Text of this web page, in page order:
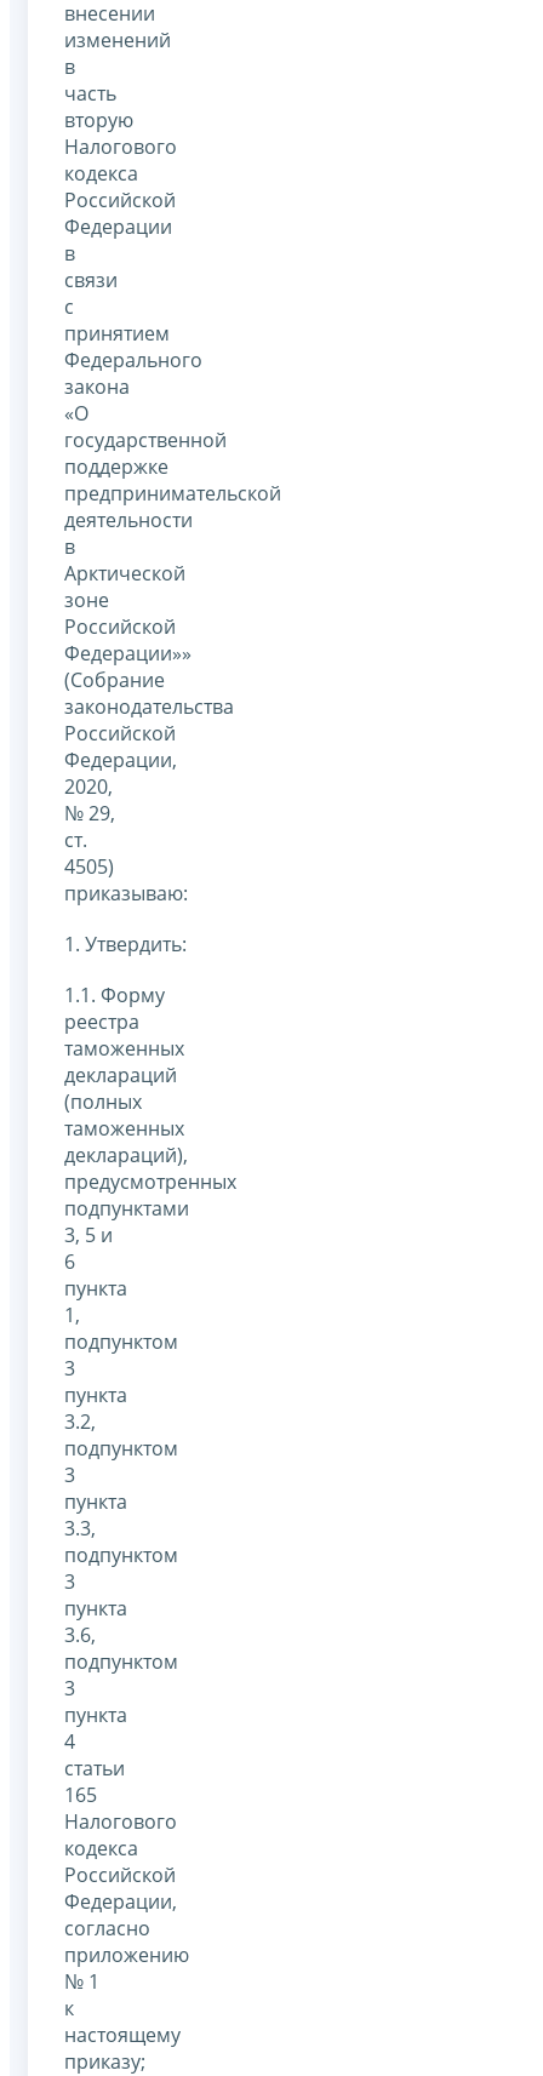
внесении
изменений
в
часть
вторую
Налогового
кодекса
Российской
Федерации
в
связи
с
принятием
Федерального
закона
«О
государственной
поддержке
предпринимательской
деятельности
в
Арктической
зоне
Российской
Федерации»»
(Собрание
законодательства
Российской
Федерации,
2020,
№ 29,
ст.
4505)
приказываю:
1. Утвердить:
1.1. Форму
реестра
таможенных
деклараций
(полных
таможенных
деклараций),
предусмотренных
подпунктами
3, 5 и
6
пункта
1,
подпунктом
3
пункта
3.2,
подпунктом
3
пункта
3.3,
подпунктом
3
пункта
3.6,
подпунктом
3
пункта
4
статьи
165
Налогового
кодекса
Российской
Федерации,
согласно
приложению
№ 1
к
настоящему
приказу;